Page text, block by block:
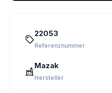
22053
Referenznummer
Mazak
Hersteller